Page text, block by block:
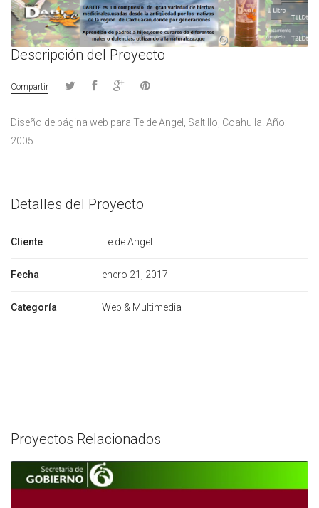
Descripción del Proyecto
Compartir
Diseño de página web para Te de Angel, Saltillo, Coahuila. Año:
2005
Detalles del Proyecto
Cliente Te de Angel
Fecha enero 21, 2017
Categoría Web & Multimedia
Proyectos Relacionados